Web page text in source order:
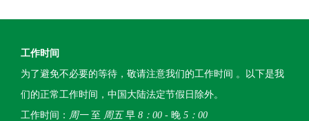
工作时间
为了避免不必要的等待，敬请注意我们的工作时间 。以下是我
们的正常工作时间，中国大陆法定节假日除外。
工作时间： 周一至 周五早 8：00 - 晚 5：00